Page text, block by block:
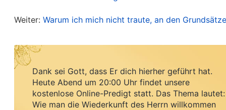
Probleme meiner Brüder und Schwestern
Gott: „Gott, wenn ich als Leiterin Probleme bei
über die Wahrheit Gemeinschaft halten, auf die
Angst, sie vor den Kopf zu stoßen, also traute
Weiter: Warum ich mich nicht traute, an den
Dank sei Gott, dass Er dich hierher geführt hat.
Heute Abend um 20:00 Uhr findet unsere
kostenlose Online-Predigt statt. Das Thema lautet:
Wie man die Wiederkunft des Herrn willkommen